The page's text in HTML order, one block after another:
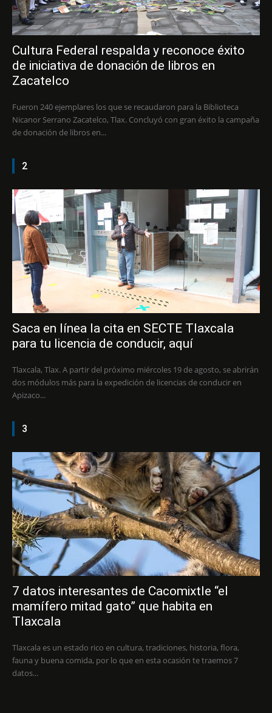
Cultura Federal respalda y reconoce éxito
de iniciativa de donación de libros en
Zacatelco
Fueron 240 ejemplares los que se recaudaron para la Biblioteca
Nicanor Serrano Zacatelco, Tlax. Concluyó con gran éxito la campaña
de donación de libros en...
2
Saca en línea la cita en SECTE Tlaxcala
para tu licencia de conducir, aquí
Tlaxcala, Tlax. A partir del próximo miércoles 19 de agosto, se abrirán
dos módulos más para la expedición de licencias de conducir en
Apizaco...
3
7 datos interesantes de Cacomixtle “el
mamífero mitad gato” que habita en
Tlaxcala
Tlaxcala es un estado rico en cultura, tradiciones, historia, flora,
fauna y buena comida, por lo que en esta ocasión te traemos 7
datos...